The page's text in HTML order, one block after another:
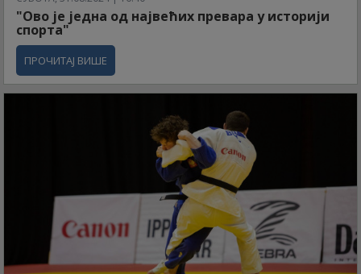
"Ово је једна од највећих превара у историји
спорта"
ПРОЧИТАЈ ВИШЕ